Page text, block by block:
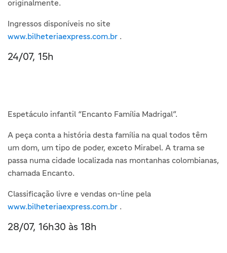
originalmente.
Ingressos disponíveis no site
www.bilheteriaexpress.com.br .
24/07, 15h
Espetáculo infantil “Encanto Família Madrigal”.
A peça conta a história desta família na qual todos têm
um dom, um tipo de poder, exceto Mirabel. A trama se
passa numa cidade localizada nas montanhas colombianas,
chamada Encanto.
Classificação livre e vendas on-line pela
www.bilheteriaexpress.com.br .
28/07, 16h30 às 18h